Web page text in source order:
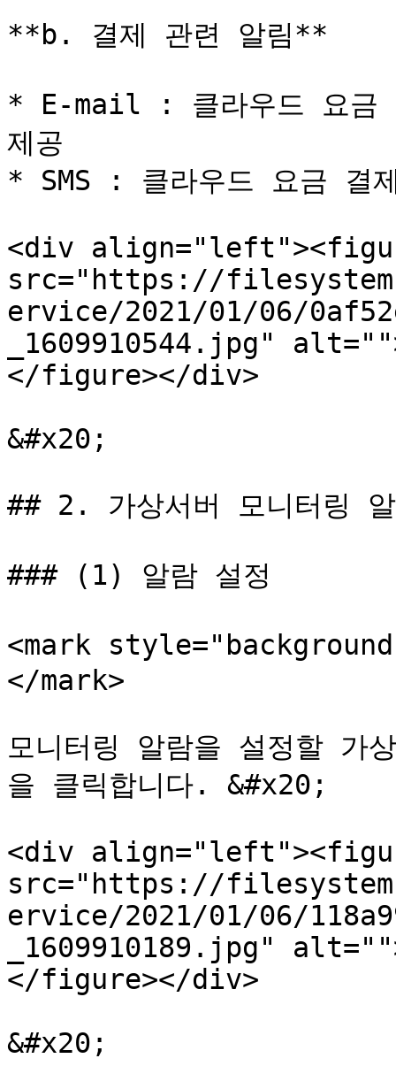
**b. 결제 관련 알림**
* E-mail : 클라우드 요금
제공
* SMS : 클라우드 요금 결
<div
src="https://
ervice/2021/01/06/
_1609910544.jpg"
</figure></div>
&#x20;
## 2. 가상서버 모니터링
### (1) 알람 설정
<mark
</mark>
모니터링 알람을 설정할
을 클릭합니다. &#x20;
<div
src="https://
ervice/2021/01/06/
_1609910189.jpg"
</figure></div>
&#x20;